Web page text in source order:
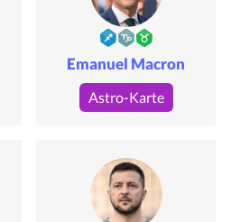
Emanuel Macron
Astro-Karte